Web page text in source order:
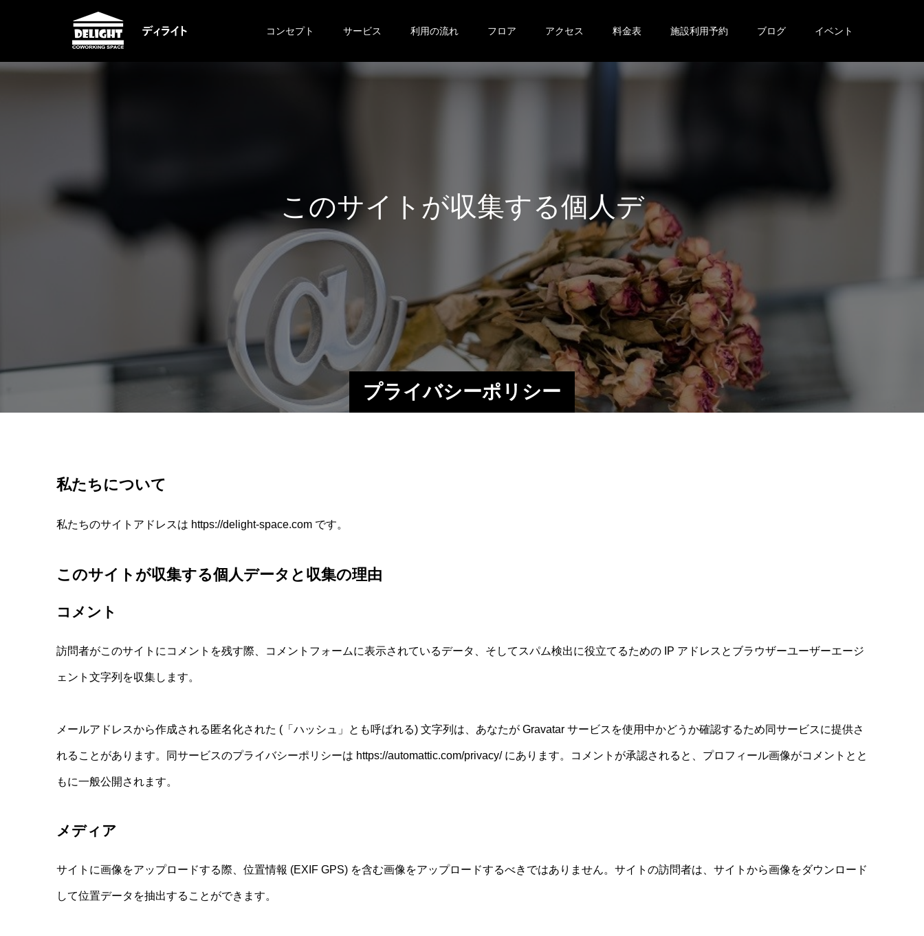
コンセプト サービス 利用の流れ フロア アクセス 料金表 施設利用予約 ブログ イベント
プライバシーポリシー
イトが収集 す る個人データ と収集の 理由
私たちについて
私たちのサイトアドレスは https://delight-space.com です。
このサイトが収集する個人データと収集の理由
コメント
訪問者がこのサイトにコメントを残す際、コメントフォームに表示されているデータ、そしてスパム検出に役立てるための IP アドレスとブラウザーユーザーエージ
ェント文字列を収集します。
メールアドレスから作成される匿名化された (「ハッシュ」とも呼ばれる) 文字列は、あなたが Gravatar サービスを使用中かどうか確認するため同サービスに提供さ
れることがあります。同サービスのプライバシーポリシーは https://automattic.com/privacy/ にあります。コメントが承認されると、プロフィール画像がコメントとと
もに一般公開されます。
メディア
サイトに画像をアップロードする際、位置情報 (EXIF GPS) を含む画像をアップロードするべきではありません。サイトの訪問者は、サイトから画像をダウンロード
して位置データを抽出することができます。